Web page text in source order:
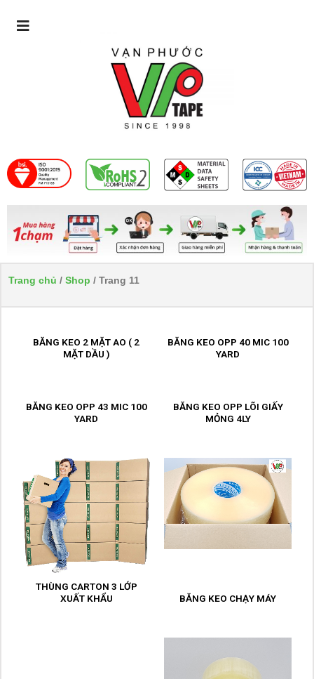
Trang chủ / Shop / Trang 11
BĂNG KEO 2 MẶT AO ( 2
MẶT DẦU )
BĂNG KEO OPP 40 MIC 100
YARD
BĂNG KEO OPP 43 MIC 100
YARD
BĂNG KEO OPP LÕI GIẤY
MỎNG 4LY
THÙNG CARTON 3 LỚP
XUẤT KHẨU
BĂNG KEO CHẠY MÁY